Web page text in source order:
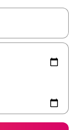
ნავიგაციისთვის